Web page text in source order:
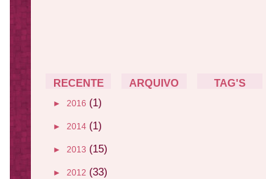
RECENTE ARQUIVO TAG'S
► 2016 (1)
► 2014 (1)
► 2013 (15)
► 2012 (33)